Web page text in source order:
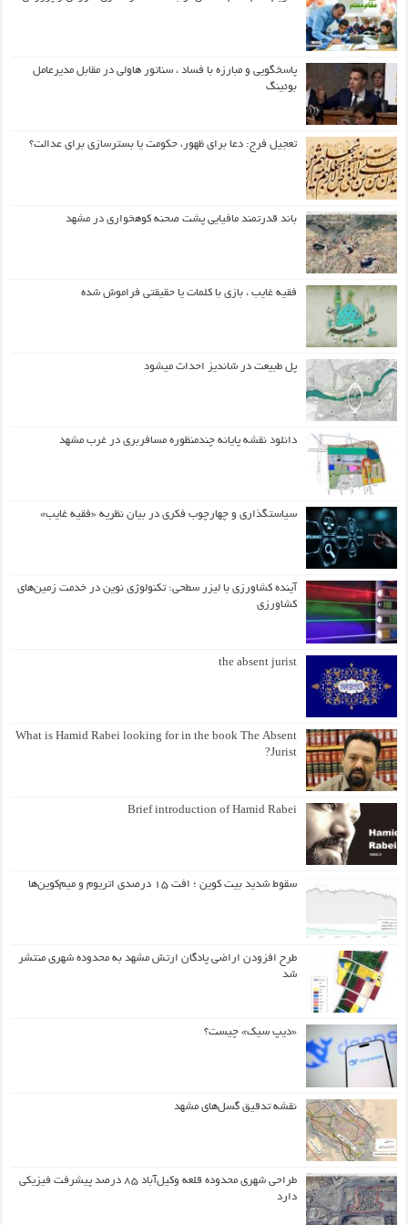
پاسخگویی و مبارزه با فساد ، سناتور هاولی در مقابل مدیرعامل
بوئینگ
تعجیل فرج: دعا برای ظهور، حکومت یا بسترسازی برای عدالت؟
باند قدرتمند مافیایی پشت صحنه کوهخواری در مشهد
فقیه غایب ، بازی با کلمات یا حقیقتی فراموش شده
پل طبیعت در شاندیز احداث میشود
دانلود نقشه پایانه چندمنظوره مسافربری در غرب مشهد
سیاستگذاری و چهارچوب فکری در بیان نظریه «فقیه غایب»
آینده کشاورزی با لیزر سطحی: تکنولوژی نوین در خدمت زمین‌های
کشاورزی
the absent jurist
What is Hamid Rabei looking for in the book The Absent
Jurist?
Brief introduction of Hamid Rabei
سقوط شدید بیت کوین ؛ افت ۱۵ درصدی اتریوم و میم‌کوین‌ها
طرح افزودن اراضی پادگان ارتش مشهد به محدوده شهری منتشر
شد
«دیپ سیک» چیست؟
نقشه تدقیق گسل‌های مشهد
طراحی شهری محدوده قلعه وکیل‌آباد ۸۵ درصد پیشرفت فیزیکی
دارد